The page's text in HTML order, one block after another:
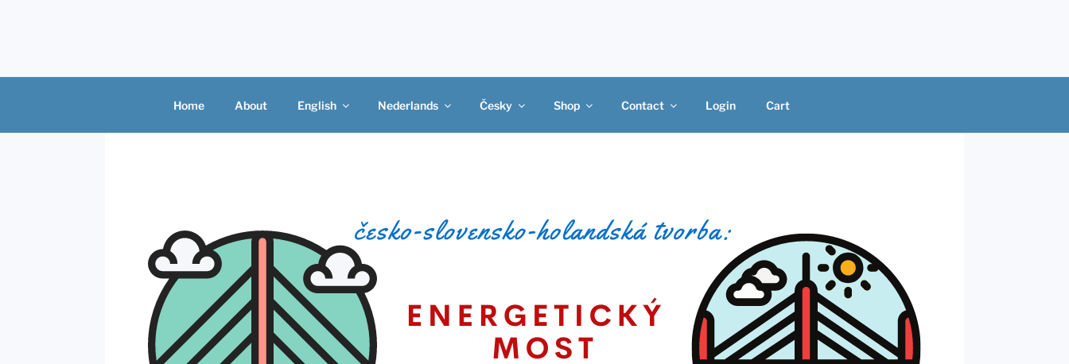
Home About English Nederlands Česky Shop Contact Login Cart